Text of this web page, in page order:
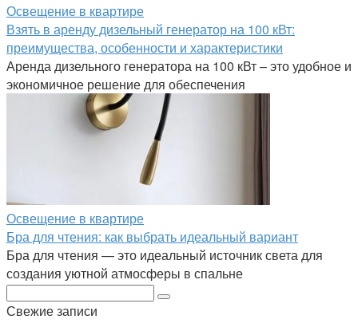
Освещение в квартире
Взять в аренду дизельный генератор на 100 кВт:
преимущества, особенности и характеристики
Аренда дизельного генератора на 100 кВт – это удобное и
экономичное решение для обеспечения
Освещение в квартире
Бра для чтения: как выбрать идеальный вариант
Бра для чтения — это идеальный источник света для
создания уютной атмосферы в спальне
Поиск:
Свежие записи